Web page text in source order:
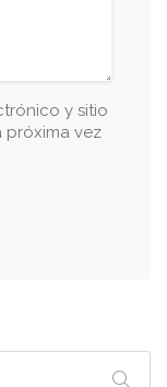
y sitio
próxima vez